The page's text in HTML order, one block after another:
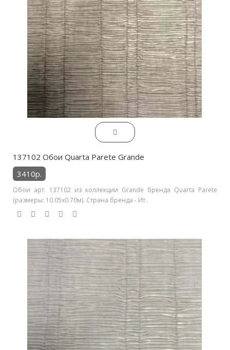
137102 Обои Quarta Parete Grande
3410р.
Обои арт. 137102 из коллекции Grande бренда Quarta Parete
(размеры: 10.05х0.70м). Страна бренда - Ит..